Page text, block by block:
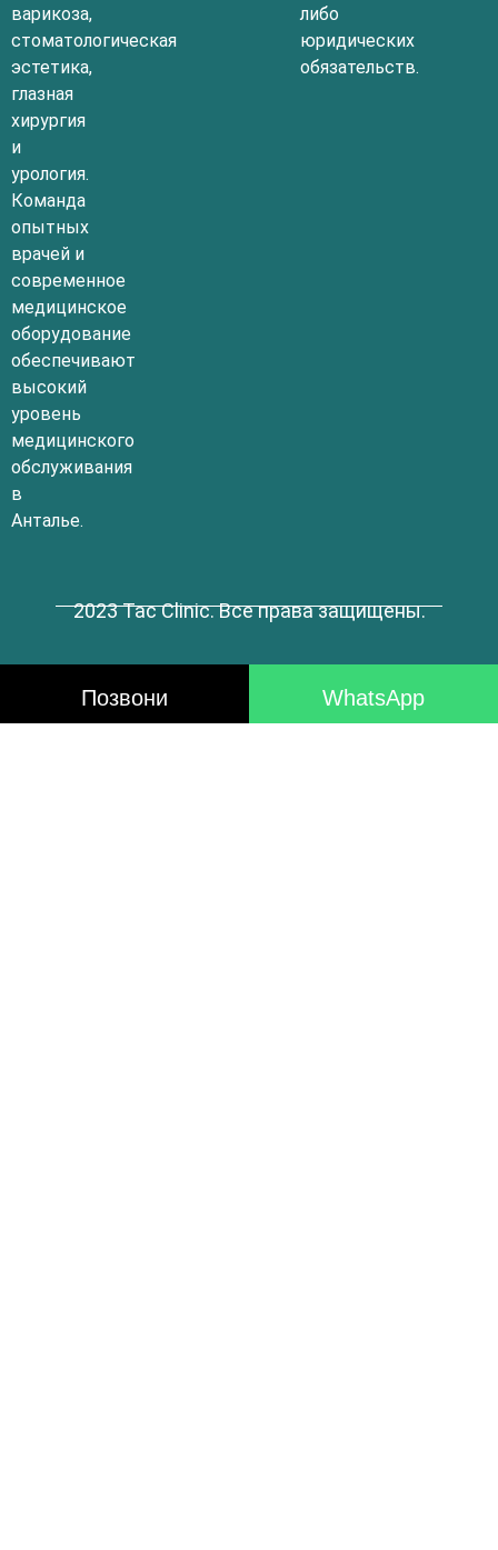
варикоза,
стоматологическая
эстетика,
глазная
хирургия
и
урология.
Команда
опытных
врачей и
современное
медицинское
оборудование
обеспечивают
высокий
уровень
медицинского
обслуживания
в
Анталье.
либо
юридических
обязательств.
2023 Tac Clinic. Все права защищены.
Позвони WhatsApp